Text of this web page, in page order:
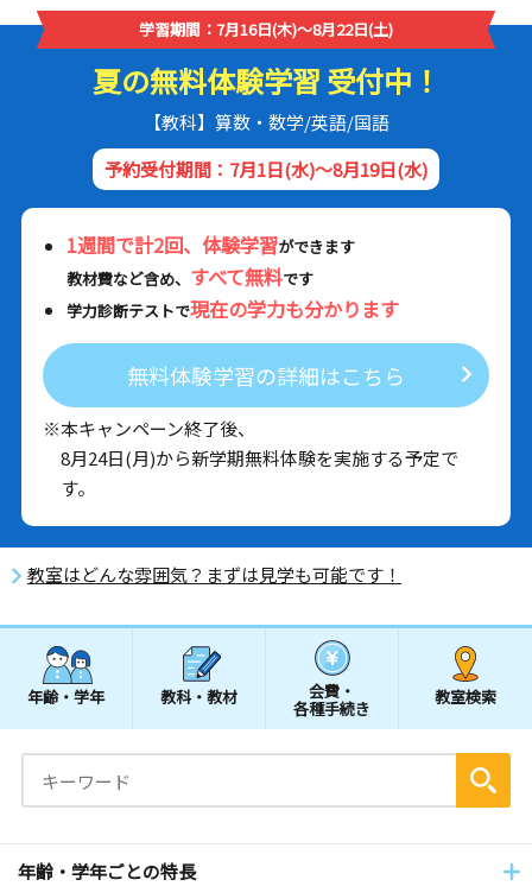
学習期間：7月16日(木)～8月22日(土)
夏の無料体験学習 受付中！
【教科】算数・数学/英語/国語
予約受付期間：7月1日(水)～8月19日(水)
1週間で計2回、体験学習ができます
教材費など含め、 すべて無料です
学力診断テストで現在の学力も分かります
無料体験学習の詳細はこちら
※本キャンペーン終了後、
8月24日(月)から新学期無料体験を実施する予定で
す。
教室はどんな雰囲気？まずは見学も可能です！
年齢・学年 教科・教材 会費・
各種手続き
教室検索
年齢・学年ごとの特長